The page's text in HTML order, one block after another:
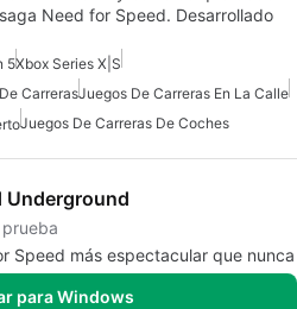
Need for Speed. Desarrollado
5Xbox Series X|S
CarrerasJuegos De Carreras En La Calle
Juegos De Carreras De Coches
Underground
Speed más espectacular que nunca
para Windows